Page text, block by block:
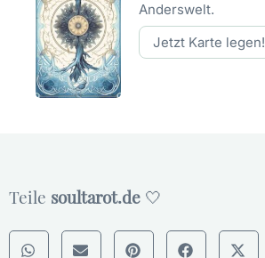
Anderswelt.
Jetzt Karte legen!
Teile soultarot.de 🤍